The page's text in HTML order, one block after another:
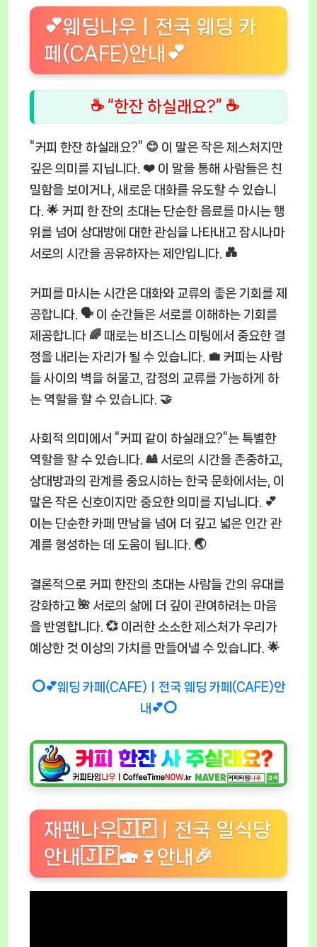
💕웨딩나우ㅣ전국 웨딩 카
페(CAFE)안내💕
☕ “한잔 하실래요?” ☕
“커피 한잔 하실래요?” 😊 이 말은 작은 제스처지만
깊은 의미를 지닙니다. ❤️ 이 말을 통해 사람들은 친
밀함을 보이거나, 새로운 대화를 유도할 수 있습니
다. 🌟 커피 한 잔의 초대는 단순한 음료를 마시는 행
위를 넘어 상대방에 대한 관심을 나타내고 잠시나마
서로의 시간을 공유하자는 제안입니다. 💑
커피를 마시는 시간은 대화와 교류의 좋은 기회를 제
공합니다. 🗣️ 이 순간들은 서로를 이해하는 기회를
제공합니다 🌈 때로는 비즈니스 미팅에서 중요한 결
정을 내리는 자리가 될 수 있습니다. 💼 커피는 사람
들 사이의 벽을 허물고, 감정의 교류를 가능하게 하
는 역할을 할 수 있습니다. 🤝
사회적 의미에서 “커피 같이 하실래요?”는 특별한
역할을 할 수 있습니다. 🎎 서로의 시간을 존중하고,
상대방과의 관계를 중요시하는 한국 문화에서는, 이
말은 작은 신호이지만 중요한 의미를 지닙니다. 💕
이는 단순한 카페 만남을 넘어 더 깊고 넓은 인간 관
계를 형성하는 데 도움이 됩니다. 🌏
결론적으로 커피 한잔의 초대는 사람들 간의 유대를
강화하고 🌺 서로의 삶에 더 깊이 관여하려는 마음
을 반영합니다. 💞 이러한 소소한 제스처가 우리가
예상한 것 이상의 가치를 만들어낼 수 있습니다. 🌟
⭕💕웨딩 카페(CAFE)ㅣ전국 웨딩 카페(CAFE)안
내💕⭕
재팬나우🇯🇵ㅣ전국 일식당
안내🇯🇵🍣🍷안내🎉